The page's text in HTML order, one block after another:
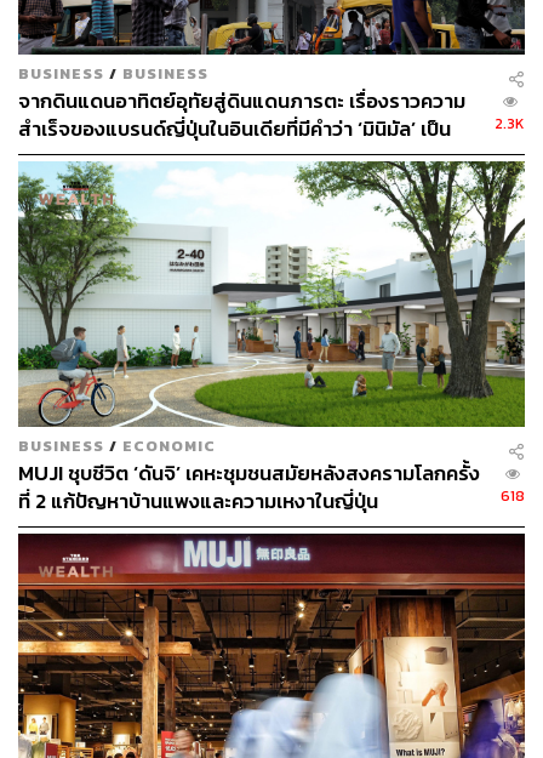
แต่ถ้าสาวกมูจิทนรอไม่ไหว เรามีข่าวที่ดีกว่า เพราะอีกไม่
กี่เดือนข้างหน้า MUJI Hotel แห่งแรกในโลกจะเปิดให้บริการ
แล้วที่เมืองเซินเจิ้น ประเทศจีน (ฟังดูปลอม แต่เป็นของ MUJI
จริงๆ) โดยเปิดให้บริการทั้งหมด 79 ห้องพัก แน่นอนว่า
เฟอร์นิเจอร์และของตกแต่งเป็นสินค้าแบรนด์มูจิ
ต้องคอยดูต่อไปว่า โรงแรมภายใต้แบรนด์มูจิจะออกมา
เป็นเช่นไร แต่ที่แน่ๆ ทั้งสองแห่งคือสวรรค์ที่สาวกมูจิต้อ
งการเช็กอิน
อ้างอิง:
www.mitsuifudosan.co.jp/corporate/news/2017/0705
www.curbed.com/2017/7/5/15922696/muji-hotel-toky
o-japan-shenzhen-china
www.spoon-tamago.com/2017/07/05/muji-hotel-comi
ng-to-ginza-in-2019
BUSINESS / BUSINESS
จากดินแดนอาทิตย์อุทัยสู่ดินแดนภารตะ เรื่องราวความ
สำเร็จของแบรนด์ญี่ปุ่นในอินเดียที่มีคำว่า ‘มินิมัล’ เป็น
ตัวแปรหลัก
2.3K
BUSINESS / ECONOMIC
MUJI ชุบชีวิต ‘ดันจิ’ เคหะชุมชนสมัยหลังสงครามโลกครั้ง
ที่ 2 แก้ปัญหาบ้านแพงและความเหงาในญี่ปุ่น
618